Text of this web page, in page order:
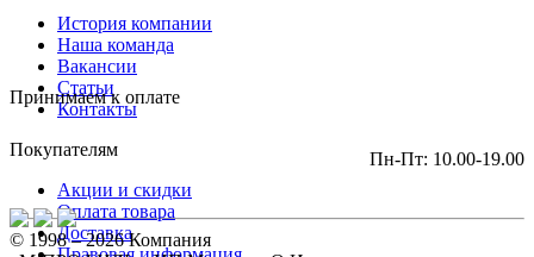
История компании
Наша команда
Вакансии
Статьи
Контакты
Покупателям
Акции и скидки
Оплата товара
Доставка
Принимаем к оплате
Пн-Пт: 10.00-19.00
© 1998 – 2026 Компания